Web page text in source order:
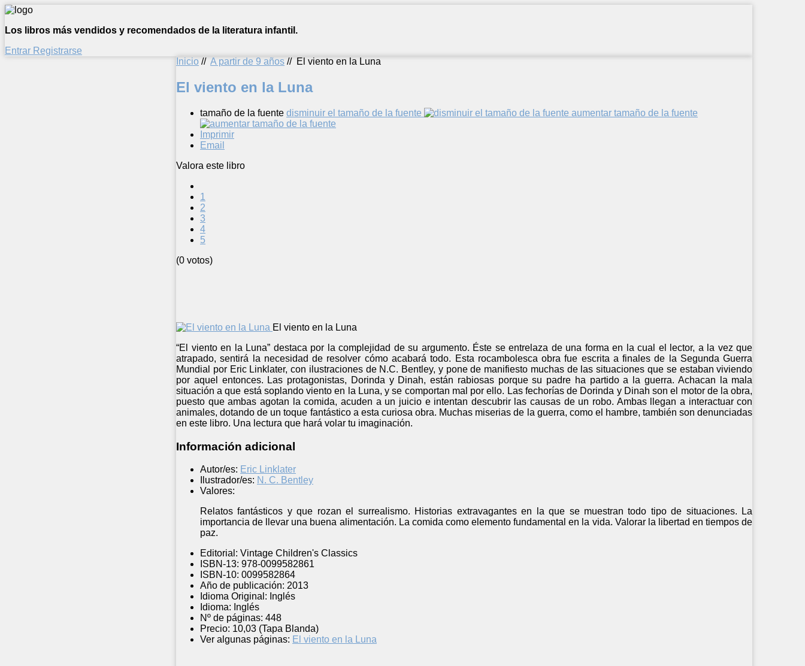
Los libros más vendidos y recomendados de la literatura infantil.
Entrar Registrarse
Inicio // A partir de 9 años // El viento en la Luna
El viento en la Luna
tamaño de la fuente disminuir el tamaño de la fuente aumentar tamaño de la fuente
Imprimir
Email
Valora este libro
1
2
3
4
5
(0 votos)
El viento en la Luna
“El viento en la Luna” destaca por la complejidad de su argumento. Éste se entrelaza de una forma en la cual el lector, a la vez que
atrapado, sentirá la necesidad de resolver cómo acabará todo. Esta rocambolesca obra fue escrita a finales de la Segunda Guerra
Mundial por Eric Linklater, con ilustraciones de N.C. Bentley, y pone de manifiesto muchas de las situaciones que se estaban viviendo
por aquel entonces. Las protagonistas, Dorinda y Dinah, están rabiosas porque su padre ha partido a la guerra. Achacan la mala
situación a que está soplando viento en la Luna, y se comportan mal por ello. Las fechorías de Dorinda y Dinah son el motor de la obra,
puesto que ambas agotan la comida, acuden a un juicio e intentan descubrir las causas de un robo. Ambas llegan a interactuar con
animales, dotando de un toque fantástico a esta curiosa obra. Muchas miserias de la guerra, como el hambre, también son denunciadas
en este libro. Una lectura que hará volar tu imaginación.
Información adicional
Autor/es: Eric Linklater
Ilustrador/es: N. C. Bentley
Valores:
Relatos fantásticos y que rozan el surrealismo. Historias extravagantes en la que se muestran todo tipo de situaciones. La
importancia de llevar una buena alimentación. La comida como elemento fundamental en la vida. Valorar la libertad en tiempos de
paz.
Editorial: Vintage Children's Classics
ISBN-13: 978-0099582861
ISBN-10: 0099582864
Año de publicación: 2013
Idioma Original: Inglés
Idioma: Inglés
Nº de páginas: 448
Precio: 10,03 (Tapa Blanda)
Ver algunas páginas: El viento en la Luna